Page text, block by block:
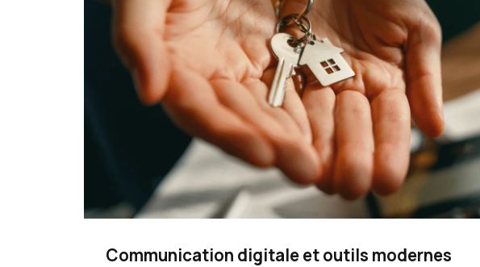
Communication digitale et outils modernes